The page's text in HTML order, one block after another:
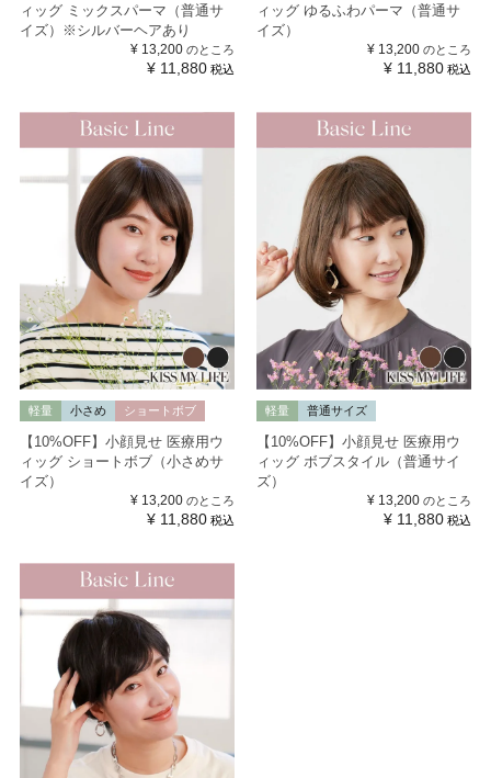
ィッグ ミックスパーマ（普通サ
イズ）※シルバーヘアあり
¥ 13,200 のところ
¥ 11,880 税込
ィッグ ゆるふわパーマ（普通サ
イズ）
¥ 13,200 のところ
¥ 11,880 税込
軽量 小さめ ショートボブ
【10%OFF】小顔見せ 医療用ウ
ィッグ ショートボブ（小さめサ
イズ）
¥ 13,200 のところ
¥ 11,880 税込
軽量 普通サイズ
【10%OFF】小顔見せ 医療用ウ
ィッグ ボブスタイル（普通サイ
ズ）
¥ 13,200 のところ
¥ 11,880 税込